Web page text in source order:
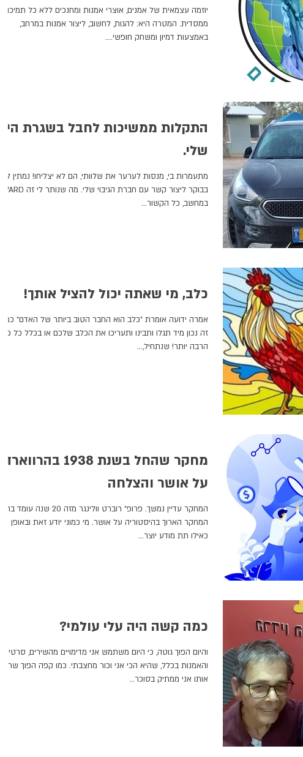
יוזמה עצמאית של אמנים, אוצרי אמנות ומחנכים ללא כל תמיכה
ממסדית. המטרה היא: להגות, לחשוב, ליצור אמנות במרחב,
באמצעות דמיון ומשחק חופשי....
התקלות ממשיכות לחבל בשגרת היום
שלי.
בבוקר ליצור קשר עם חברת הגיבוי שלי. מה שנותר לי זה WARD
במחשב, כל הקשור...
כלב, מי שאתה יכול להציל אותך!
אמרה ידועה אומרת "כלב הוא החבר הטוב ביותר של האדם" כמה
זה נכון מיד תגלו ותבינו ותעריכו את הכלב שלכם או בכלל כל כלב
הרבה יותר! שנתחיל,...
מחקר שהחל בשנת 1938 בהרווארד
על אושר והצלחה
המחקר עדיין נמשך. פרופ" רוברט וולינגר מזה 20 שנה עומד בראש
המחקר הארוך בהיסטוריה על אושר. מי כמוני יודע זאת ובאופן
כאילו תת מודע יוצר...
כמה קשה היה עלי עולמי?
והיום הפוך גוטה, כי היום משתמש אני מדימויים מהשירים, סרטים
והאמנות בכלל, שהיא הכי אני וכור מחצבתי. כמו קפה הפוך שרק
אותו אני ממתיק בסוכר...